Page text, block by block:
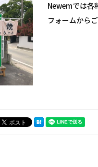
Newemでは各
フォームから